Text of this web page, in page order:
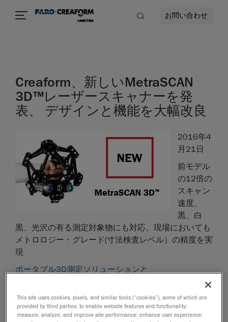
お問い合わせ
Creaform、新しいMetraSCAN
3D™レーザースキャナーを発
表、 デザインと機能を大幅改良
2016年4
月21日
前モデル
の12倍の
スキャン
速度、
黒、白
黒、光沢の有る測定対象物にも対応、現場においても
メトロロジー・グレード(寸法検査レベル）の精度を実
現
ポータブル3D測定ソリューションと
の分野で世界をリードする
Creaformは、現場作業向けの新しい3Dスキャナー、
MetraSCAN 3Dを発表しました。厳しさを増す製造品
質基準に対応するべく改良され、精度、速度、フレキ
This site uses cookies, pixels, and similar tools (“cookies”), some of which are
provided by third parties, to enable website features and functionality;
measure, analyze, and improve site performance; enhance user experience;